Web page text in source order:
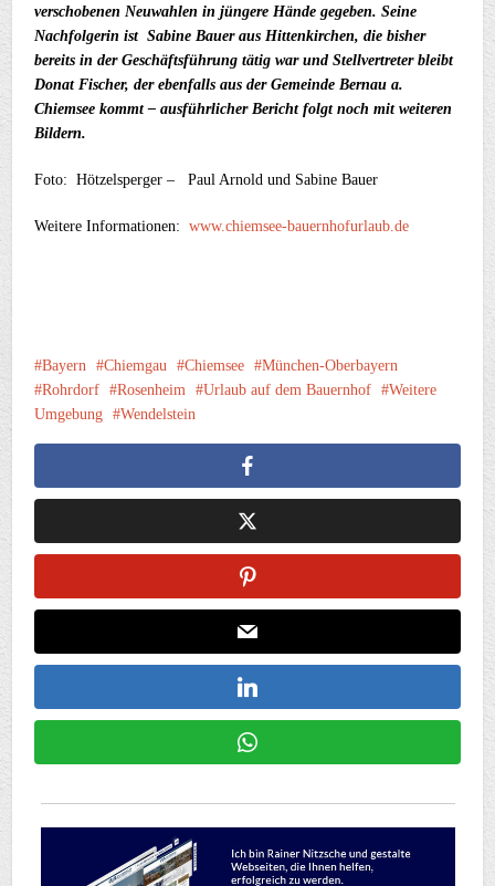
verschobenen Neuwahlen in jüngere Hände gegeben. Seine
Nachfolgerin ist Sabine Bauer aus Hittenkirchen, die bisher
bereits in der Geschäftsführung tätig war und Stellvertreter bleibt
Donat Fischer, der ebenfalls aus der Gemeinde Bernau a.
Chiemsee kommt – ausführlicher Bericht folgt noch mit weiteren
Bildern.
Foto: Hötzelsperger – Paul Arnold und Sabine Bauer
Weitere Informationen:www.chiemsee-bauernhofurlaub.de
Bayern Chiemgau Chiemsee
München-Oberbayern
Rohrdorf
Rosenheim Urlaub auf dem Bauernhof
Weitere
Umgebung
Wendelstein